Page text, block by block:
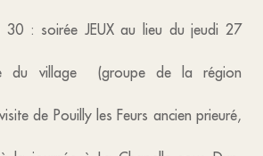
: soirée JEUX au lieu du jeudi 27
village (groupe de la région
de Pouilly les Feurs ancien prieuré,